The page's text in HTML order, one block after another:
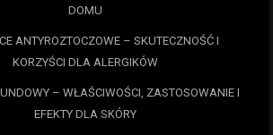
DOMU
ANTYROZTOCZOWE – SKUTECZNOŚĆ I
KORZYŚCI DLA ALERGIKÓW
– WŁAŚCIWOŚCI, ZASTOSOWANIE I
EFEKTY DLA SKÓRY